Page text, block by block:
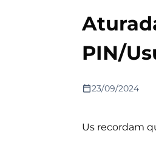
PIN/
calendar_today23/09/2024
Us recordam